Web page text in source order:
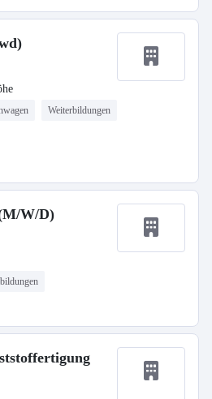
Weiterbildungen
W/D)